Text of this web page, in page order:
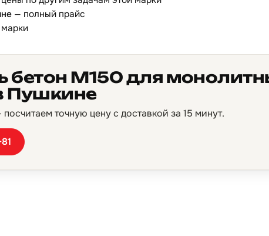
— полный прайс
бетон М150 для
Пушкине
точную цену с доставкой за 15 минут.